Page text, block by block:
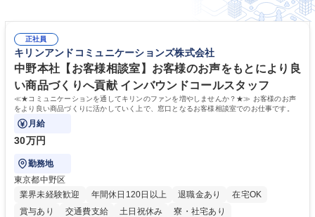
正社員
キリンアンドコミュニケーションズ株式会社
中野本社【お客様相談室】お客様のお声をもとにより良
い商品づくりへ貢献 インバウンドコールスタッフ
≪★コミュニケーションを通してキリンのファンを増やしませんか？★≫ お客様のお声
をより良い商品づくりに活かしていく上で、窓口となるお客様相談室でのお仕事です。
月給
30万円
勤務地
東京都中野区
業界未経験歓迎
年間休日120日以上 退職金あり
在宅OK
賞与あり
交通費支給 土日祝休み 寮・社宅あり